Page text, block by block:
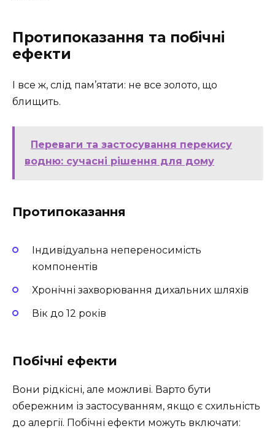
Протипоказання та побічні
ефекти
І все ж, слід пам’ятати: не все золото, що
блищить.
Переваги та застосування перекису
водню: сучасні рішення для дому
Протипоказання
Індивідуальна непереносимість
компонентів
Хронічні захворювання дихальних шляхів
Вік до 12 років
Побічні ефекти
Вони рідкісні, але можливі. Варто бути
обережним із застосуванням, якщо є схильність
до алергії. Побічні ефекти можуть включати: